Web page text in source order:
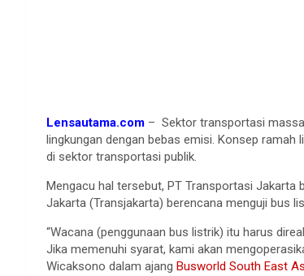
Lensautama.com – Sektor transportasi
lingkungan dengan bebas emisi. Konsep
di sektor transportasi publik.
Mengacu hal tersebut, PT Transportasi Jakarta
Jakarta (Transjakarta) berencana menguji bus
“Wacana (penggunaan bus listrik) itu harus
Jika memenuhi syarat, kami akan
Wicaksono dalam ajang Busworld South East